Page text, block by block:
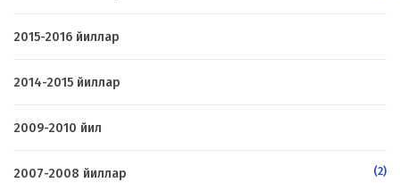
2015-2016 йиллар
2014-2015 йиллар
2009-2010 йил
2007-2008 йиллар (2)